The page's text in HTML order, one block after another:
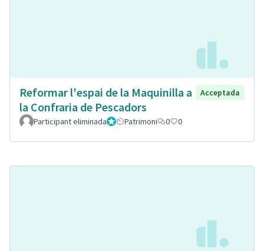
Reformar l'espai de la Maquinilla a
la Confraria de Pescadors
Acceptada
Participant eliminadaAdministrador
Patrimoni 0 0